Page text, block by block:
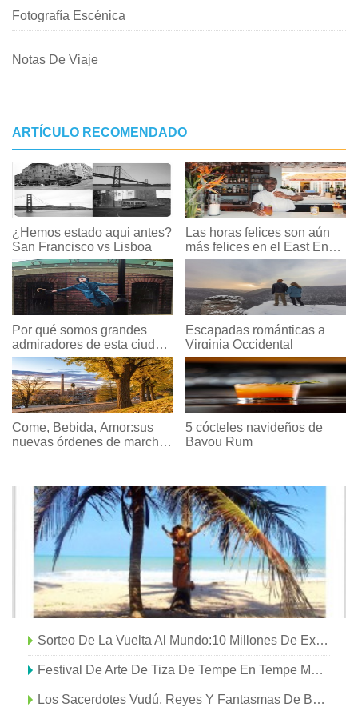
Fotografía Escénica
Notas De Viaje
ARTÍCULO RECOMENDADO
¿Hemos estado aqui antes?
San Francisco vs Lisboa
Las horas felices son aún
más felices en el East End
de las Bermudas
Por qué somos grandes
admiradores de esta ciudad
de Michigan
Escapadas románticas a
Virginia Occidental
Come, Bebida, Amor:sus
nuevas órdenes de marcha
5 cócteles navideños de
Bayou Rum
Sorteo De La Vuelta Al Mundo:10 Millones De Experiencias Y Un Trato Único En Su Vida
Festival De Arte De Tiza De Tempe En Tempe Marketplace
Los Sacerdotes Vudú, Reyes Y Fantasmas De Benin